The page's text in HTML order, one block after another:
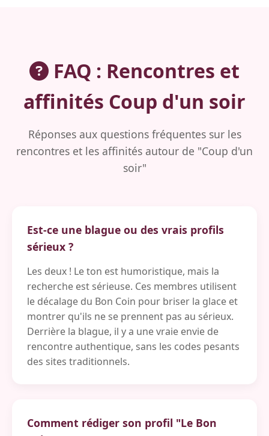
FAQ : Rencontres et
affinités Coup d'un soir
Réponses aux questions fréquentes sur les
rencontres et les affinités autour de "Coup d'un
soir"
Est-ce une blague ou des vrais profils
sérieux ?
Les deux ! Le ton est humoristique, mais la
recherche est sérieuse. Ces membres utilisent
le décalage du Bon Coin pour briser la glace et
montrer qu'ils ne se prennent pas au sérieux.
Derrière la blague, il y a une vraie envie de
rencontre authentique, sans les codes pesants
des sites traditionnels.
Comment rédiger son profil "Le Bon